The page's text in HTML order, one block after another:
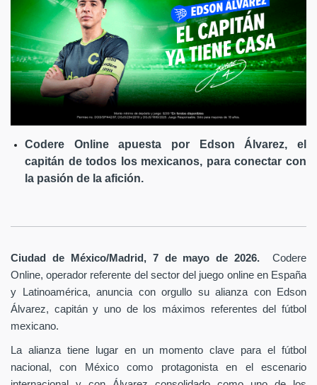
Codere Online apuesta por Edson Álvarez, el
capitán de todos los mexicanos, para conectar con
la pasión de la afición.
Ciudad de México/Madrid, 7 de mayo de 2026. Codere
Online, operador referente del sector del juego online en España
y Latinoamérica, anuncia con orgullo su alianza con Edson
Álvarez, capitán y uno de los máximos referentes del fútbol
mexicano.
La alianza tiene lugar en un momento clave para el fútbol
nacional, con México como protagonista en el escenario